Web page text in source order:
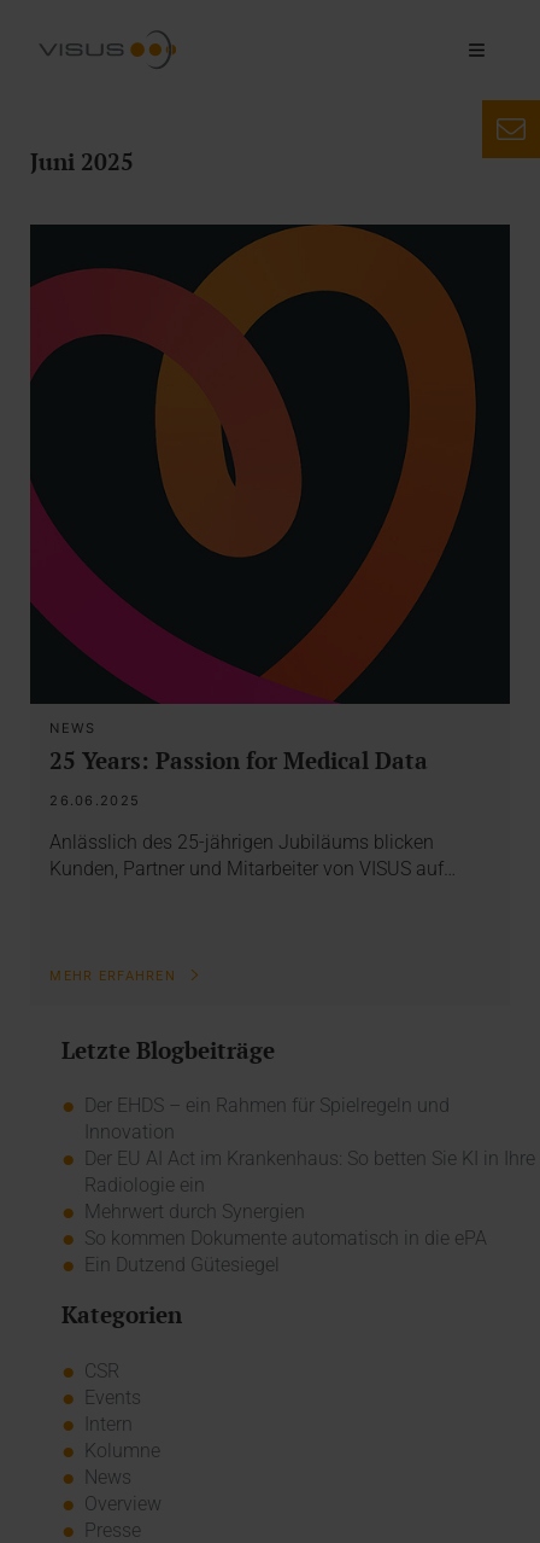
Juni 2025
NEWS
25 Years: Passion for Medical Data
26.06.2025
Anlässlich des 25-jährigen Jubiläums blicken
Kunden, Partner und Mitarbeiter von VISUS auf…
MEHR ERFAHREN
Letzte Blogbeiträge
Der EHDS – ein Rahmen für Spielregeln und
Innovation
Der EU AI Act im Krankenhaus: So betten Sie KI in Ihre
Radiologie ein
Mehrwert durch Synergien
So kommen Dokumente automatisch in die ePA
Ein Dutzend Gütesiegel
Kategorien
CSR
Events
Intern
Kolumne
News
Overview
Presse